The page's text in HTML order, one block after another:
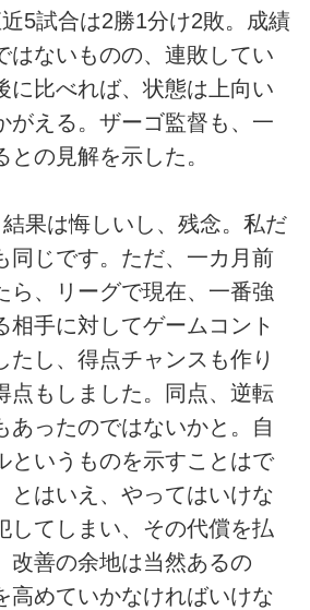
5試合は2勝1分け2敗。成績
はないものの、連敗してい
に比べれば、状態は上向い
がえる。ザーゴ監督も、一
の見解を示した。
結果は悔しいし、残念。私だ
同じです。ただ、一カ月前
ら、リーグで現在、一番強
相手に対してゲームコント
たし、得点チャンスも作り
点もしました。同点、逆転
あったのではないかと。自
というものを示すことはで
とはいえ、やってはいけな
してしまい、その代償を払
改善の余地は当然あるの
高めていかなければいけな